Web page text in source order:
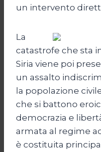
un intervento
La
catastrofe che sta
Siria viene poi
un assalto
la popolazione
che si battono
democrazia e
armata al regime
è costituita